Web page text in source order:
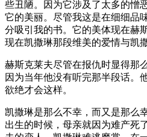
些丑陋。因为它涉及了太多的憎
它的美丽。尽管我这是在细细品
分吸引我的书。它的美体现在赫
现在凯撒琳那段维美的爱情与凯
赫斯克莱夫尽管在报仇时显得那
因为当年他没有听完那半段话。
欲绝才会这样。
凯撒琳是那么不幸，而又是那么
出生的时候，母亲就因为难产死